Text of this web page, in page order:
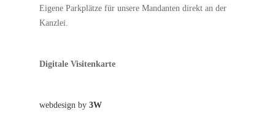
Eigene Parkplätze für unsere Mandanten direkt an der
Kanzlei.
Digitale Visitenkarte
webdesign by 3W